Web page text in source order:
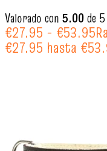
Valorado con 5.00de 5
€27.95 - €53.95
€27.95 hasta